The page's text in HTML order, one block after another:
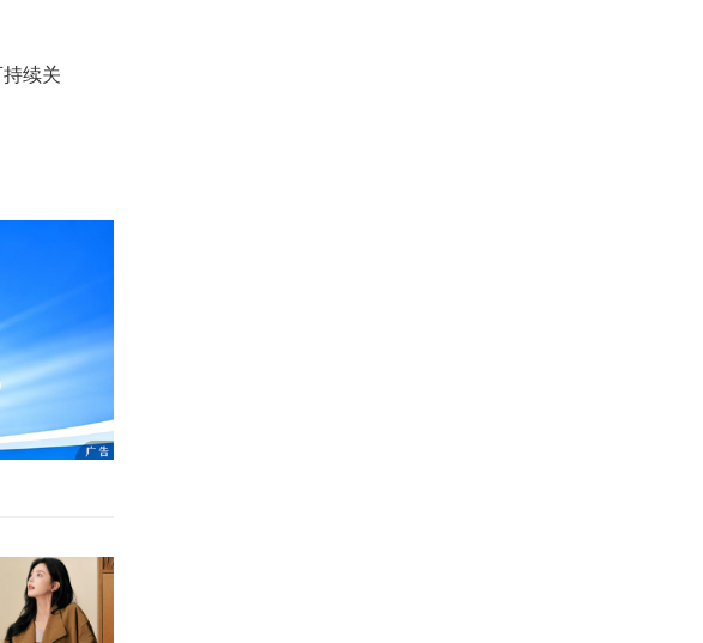
续关